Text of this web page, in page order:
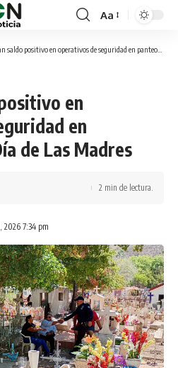
Aa
positivo en operativos de seguridad en panteones por Día de Las Madres
en
en
de Las Madres
2026 7:34 pm
2 min de lectura.